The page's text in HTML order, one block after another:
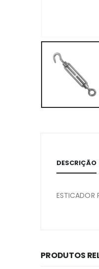
DESCRIÇÃO
ESTICADOR
PRODUTOS